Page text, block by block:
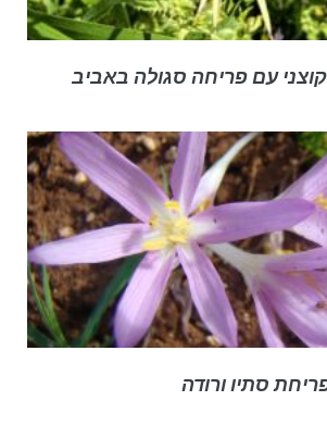
קוצני עם פריחה סגולה באביב
סתיו ורודה